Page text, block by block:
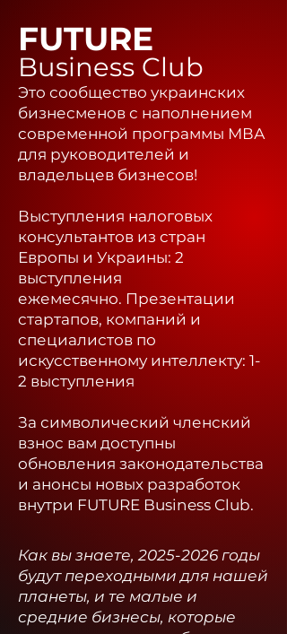
FUTURE
Business Club
Это сообщество украинских
бизнесменов с наполнением
современной программы МВА
для руководителей и
владельцев бизнесов!
Выступления налоговых
консультантов из стран
Европы и Украины: 2
выступления
ежемесячно. Презентации
стартапов, компаний и
специалистов по
искусственному интеллекту: 1-
2 выступления
За символический членский
взнос вам доступны
обновления законодательства
и анонсы новых разработок
внутри FUTURE Business Club.​
Как вы знаете,2025-2026годы
будут переходными для нашей
планеты, и те малые и
средние бизнесы, которые